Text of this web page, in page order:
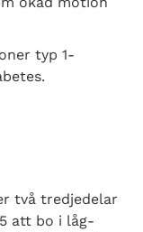
typ 1-
två tredjedelar
att bo i låg-